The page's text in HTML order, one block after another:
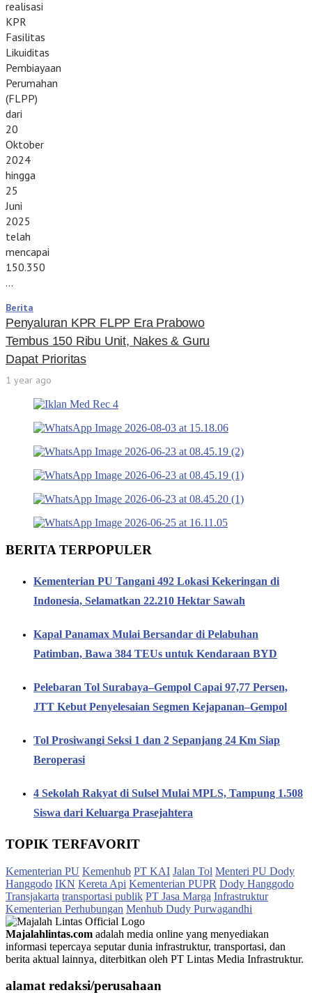
realisasi
KPR
Fasilitas
Likuiditas
Pembiayaan
Perumahan
(FLPP)
dari
20
Oktober
2024
hingga
25
Juni
2025
telah
mencapai
150.350
…
Berita
Penyaluran KPR FLPP Era Prabowo
Tembus 150 Ribu Unit, Nakes & Guru
Dapat Prioritas
1 year ago
BERITA TERPOPULER
Kementerian PU Tangani 492 Lokasi Kekeringan di
Indonesia, Selamatkan 22.210 Hektar Sawah
Kapal Panamax Mulai Bersandar di Pelabuhan
Patimban, Bawa 384 TEUs untuk Kendaraan BYD
Pelebaran Tol Surabaya–Gempol Capai 97,77 Persen,
JTT Kebut Penyelesaian Segmen Kejapanan–Gempol
Tol Prosiwangi Seksi 1 dan 2 Sepanjang 24 Km Siap
Beroperasi
4 Sekolah Rakyat di Sulsel Mulai MPLS, Tampung 1.508
Siswa dari Keluarga Prasejahtera
TOPIK TERFAVORIT
Kementerian PU Kemenhub PT KAI Jalan Tol Menteri PU Dody
Hanggodo IKN Kereta Api Kementerian PUPR Dody Hanggodo
Transjakarta transportasi publik PT Jasa Marga Infrastruktur
Kementerian Perhubungan Menhub Dudy Purwagandhi
Majalahlintas.com adalah media online yang menyediakan
informasi tepercaya seputar dunia infrastruktur, transportasi, dan
berita aktual lainnya, diterbitkan oleh PT Lintas Media Infrastruktur.
alamat redaksi/perusahaan